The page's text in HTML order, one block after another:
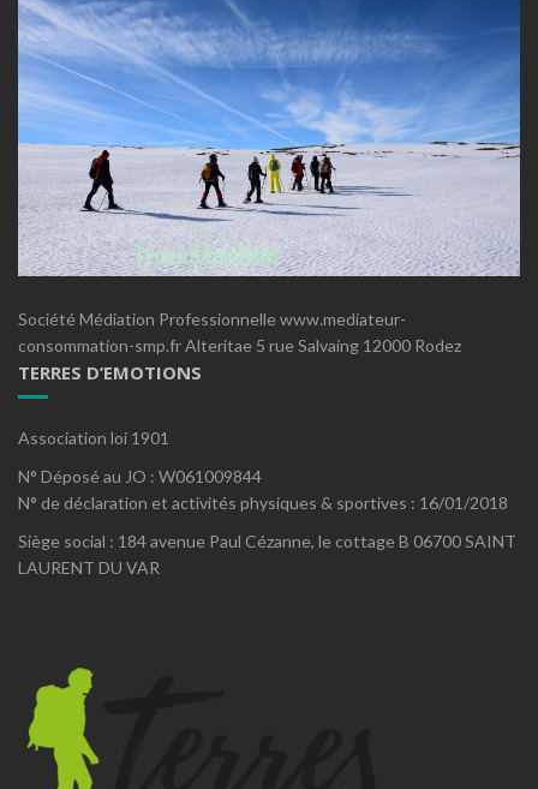
Société Médiation Professionnelle www.mediateur-
consommation-smp.fr Alteritae 5 rue Salvaing 12000 Rodez
TERRES D’EMOTIONS
Association loi 1901
N° Déposé au JO : W061009844
N° de déclaration et activités physiques & sportives : 16/01/2018
Siège social : 184 avenue Paul Cézanne, le cottage B 06700 SAINT
LAURENT DU VAR